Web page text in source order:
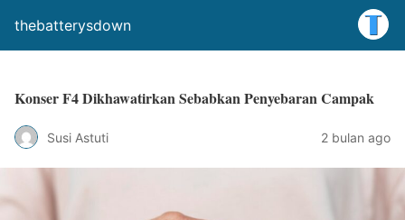
thebatterysdown
Konser F4 Dikhawatirkan Sebabkan Penyebaran Campak
Susi Astuti 2 bulan ago